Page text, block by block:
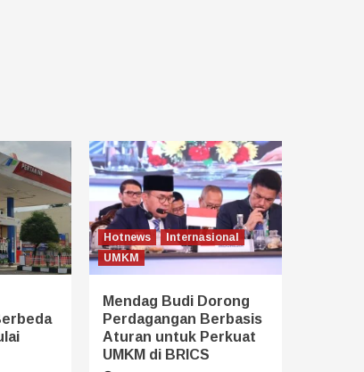
Hotnews
Internasional
UMKM
Mendag Budi Dorong
Perdagangan Berbasis
Aturan untuk Perkuat
UMKM di BRICS